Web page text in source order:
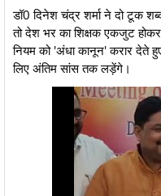
​डॉ0 दिनेश चंद्र शर्मा ने दो टूक
तो देश भर का शिक्षक एकजुट
नियम को 'अंधा कानून' करार देते
लिए अंतिम सांस तक लड़ेंगे।